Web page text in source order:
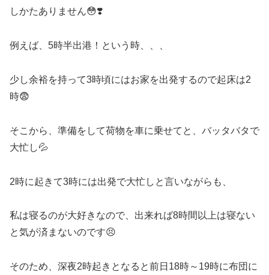
しかたありません😳❣️
例えば、5時半出港！という時、、、
少し余裕を持って3時頃にはお家を出発するので起床は2
時😨
そこから、準備をして荷物を車に乗せてと、バッタバタで
大忙し💦
2時に起きて3時には出発で大忙しと言いながらも、
私は寝るのが大好きなので、出来れば8時間以上は寝ない
と気が済まないのです😣
そのため、深夜2時起きとなると前日18時～19時に布団に